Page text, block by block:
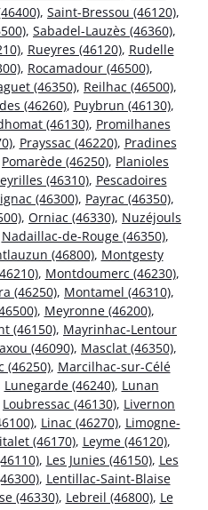
, Saint-Bressou (46120),
, Sabadel-Lauzès (46360),
, Rueyres (46120), Rudelle
, Rocamadour (46500),
(46350), Reilhac (46500),
(46260), Puybrun (46130),
(46130), Promilhanes
, Prayssac (46220), Pradines
Pomarède (46250), Planioles
(46310), Pescadoires
(46300), Payrac (46350),
, Orniac (46330), Nuzéjouls
Nadaillac-de-Rouge (46350),
(46800), Montgesty
, Montdoumerc (46230),
(46250), Montamel (46310),
, Meyronne (46200),
(46150), Mayrinhac-Lentour
(46090), Masclat (46350),
(46250), Marcilhac-sur-Célé
Lunegarde (46240), Lunan
Loubressac (46130), Livernon
, Linac (46270), Limogne-
(46170), Leyme (46120),
, Les Junies (46150), Les
, Lentillac-Saint-Blaise
(46330), Lebreil (46800), Le